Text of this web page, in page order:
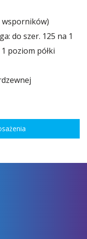
9 haków, 1 szt.
SR)
cm: 7 haków, 2 szt.
SR)
cm: 9 haków, 1 szt.
SR)
cm: 7 haków,
SR)
wsporników)
wsporników)
cm: 1 szt. na
2 szt. na
do szer. 125 na 1
poziom półki